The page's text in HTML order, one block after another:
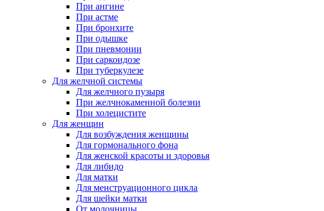
При ангине
При астме
При бронхите
При одышке
При пневмонии
При саркоидозе
При туберкулезе
Для желчной системы
Для желчного пузыря
При желчнокаменной болезни
При холецистите
Для женщин
Для возбуждения женщины
Для гормонального фона
Для женской красоты и здоровья
Для либидо
Для матки
Для менструационного цикла
Для шейки матки
От молочницы